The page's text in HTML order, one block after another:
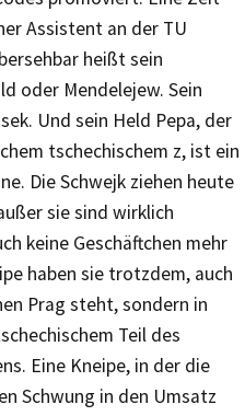
Assistent an der TU
heißt sein
oder Mendelejew. Sein
Und sein Held Pepa, der
tschechischem z, ist ein
Die Schwejk ziehen heute
sie sind wirklich
keine Geschäftchen mehr
haben sie trotzdem, auch
Prag steht, sondern in
Teil des
Eine Kneipe, in der die
Schwung in den Umsatz